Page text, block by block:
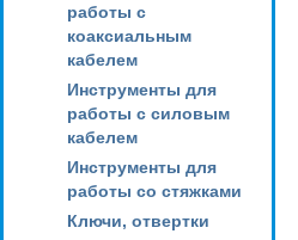
работы с
коаксиальным
кабелем
Инструменты для
работы с силовым
кабелем
Инструменты для
работы со стяжками
Ключи, отвертки